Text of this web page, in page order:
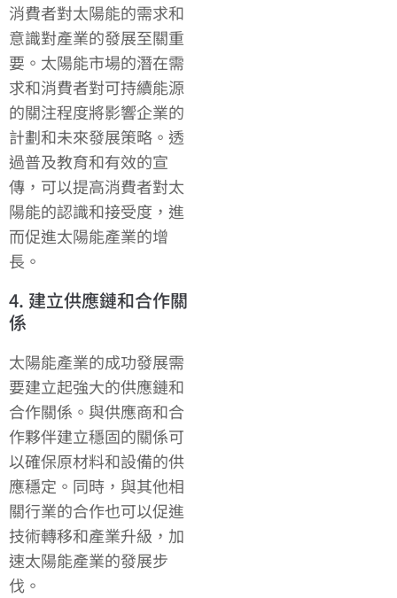
消費者對太陽能的需求和
意識對產業的發展至關重
要。太陽能市場的潛在需
求和消費者對可持續能源
的關注程度將影響企業的
計劃和未來發展策略。透
過普及教育和有效的宣
傳，可以提高消費者對太
陽能的認識和接受度，進
而促進太陽能產業的增
長。
4. 建立供應鏈和合作關
係
太陽能產業的成功發展需
要建立起強大的供應鏈和
合作關係。與供應商和合
作夥伴建立穩固的關係可
以確保原材料和設備的供
應穩定。同時，與其他相
關行業的合作也可以促進
技術轉移和產業升級，加
速太陽能產業的發展步
伐。